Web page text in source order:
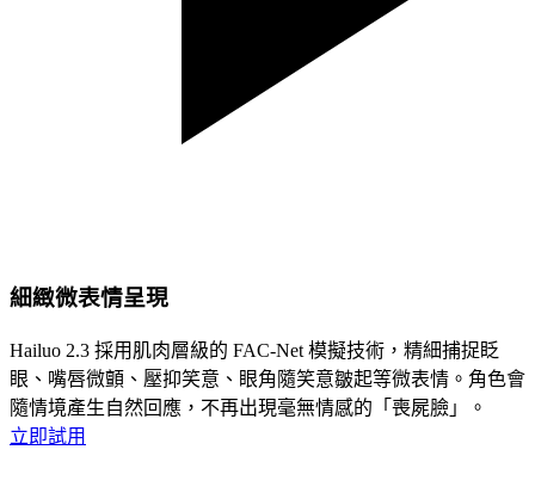
細緻微表情呈現
Hailuo 2.3 採用肌肉層級的 FAC-Net 模擬技術，精細捕捉眨
眼、嘴唇微顫、壓抑笑意、眼角隨笑意皺起等微表情。角色會
隨情境產生自然回應，不再出現毫無情感的「喪屍臉」。
立即試用